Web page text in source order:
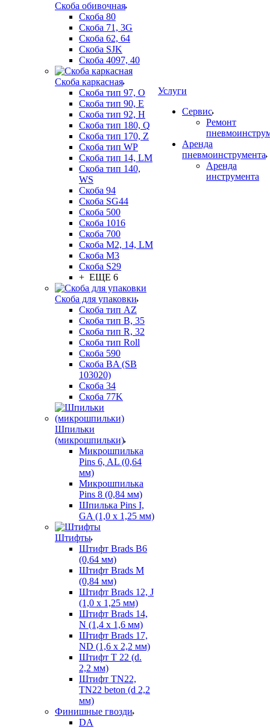
Скоба обивочная
Скоба 80
Скоба 71, 3G
Скоба 62, 64
Скоба SJK
Скоба 4097, 40
Скоба каркасная
Скоба тип 97, O
Скоба тип 90, E
Скоба тип 92, Н
Скоба тип 180, Q
Скоба тип 170, Z
Скоба тип WP
Скоба тип 14, LM
Скоба тип 140,
WS
Скоба 94
Скоба SG44
Скоба 500
Скоба 1016
Скоба 700
Скоба М2, 14, LM
Скоба M3
Скоба S29
+ ЕЩЕ 6
Скоба для упаковки
Скоба тип AZ
Скоба тип B, 35
Скоба тип R, 32
Скоба тип Roll
Скоба 590
Скоба BA (SB
103020)
Скоба 34
Скоба 77K
Шпильки
(микрошпильки)
Микрошпилька
Pins 6, AL (0,64
мм)
Микрошпилька
Pins 8 (0,84 мм)
Шпилька Pins I,
GA (1,0 х 1,25 мм)
Штифты
Штифт Brads B6
(0,64 мм)
Штифт Brads M
(0,84 мм)
Штифт Brads 12, J
(1,0 х 1,25 мм)
Штифт Brads 14,
N (1,4 х 1,6 мм)
Штифт Brads 17,
ND (1,6 х 2,2 мм)
Штифт T 22 (d.
2,2 мм)
Штифт TN22,
TN22 beton (d 2,2
мм)
Финишные гвозди
DA
Услуги
Сервис
Ремонт
Аренда
пневмоинструмента
Аренда
инструмента